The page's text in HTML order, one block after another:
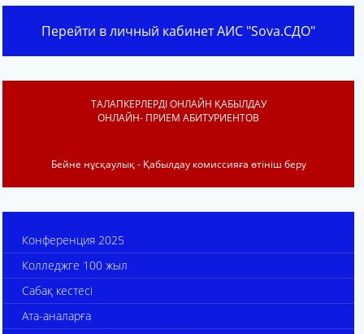
Перейти в личный кабинет АИС "Sova.СДО"
ТАЛАПКЕРЛЕРДІ ОНЛАЙН ҚАБЫЛДАУ
ОНЛАЙН- ПРИЕМ АБИТУРИЕНТОВ
Бейне нұсқаулық - Қабылдау комиссияға өтініш беру
Конференция 2025
Колледжге 100 жыл
Сабақ кестесі
Ата-аналарға